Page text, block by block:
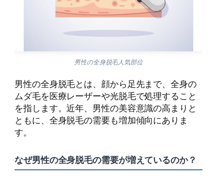
男性の全身脱毛人気部位
男性の全身脱毛とは、顔から足先まで、全身の
ムダ毛を医療レーザーや光脱毛で処理すること
を指します。近年、男性の美容意識の高まりと
ともに、全身脱毛の需要も増加傾向にありま
す。
なぜ男性の全身脱毛の需要が増えているのか？